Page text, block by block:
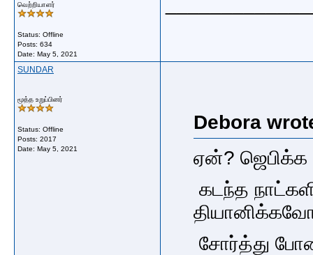
வெற்றியாளர்
Status: Offline
Posts: 634
Date: May 5, 2021
SUNDAR
மூத்த உறுப்பினர்
Status: Offline
Posts: 2017
Date: May 5, 2021
Debora
ஏன்? ஜெபிக்க
கடந்த
சோர்த்து